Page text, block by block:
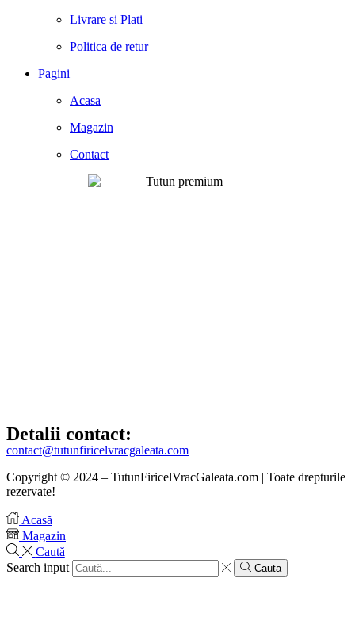
Livrare si Plati
Politica de retur
Pagini
Acasa
Magazin
Contact
Detalii contact:
contact@tutunfiricelvracgaleata.com
Copyright © 2024 – TutunFiricelVracGaleata.com | Toate drepturile
rezervate!
Acasă
Magazin
Caută
Search input
Cauta